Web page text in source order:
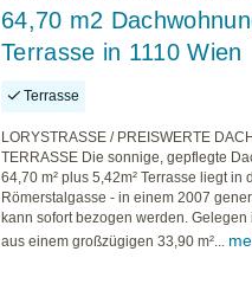
64,70 m2
Terrasse in 1110 Wien
Terrasse
LORYSTRASSE / PREISWERTE
TERRASSE Die sonnige, gepflegte
64,70 m² plus 5,42m² Terrasse liegt in
Römerstalgasse - in einem 2007
kann sofort bezogen werden.
aus einem großzügigen 33,90 m²...